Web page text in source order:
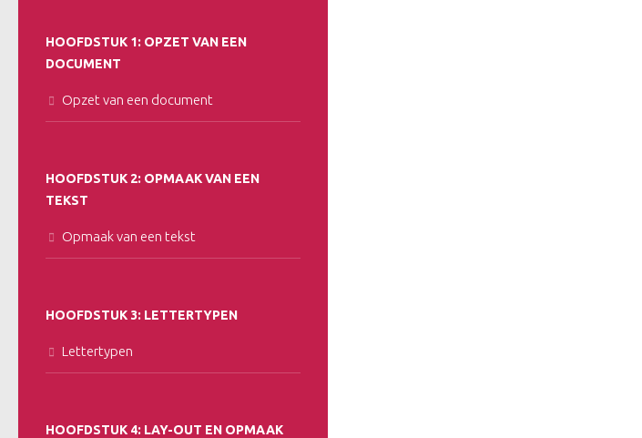
HOOFDSTUK 1: OPZET VAN EEN
DOCUMENT
Opzet van een document
HOOFDSTUK 2: OPMAAK VAN EEN
TEKST
Opmaak van een tekst
HOOFDSTUK 3: LETTERTYPEN
Lettertypen
HOOFDSTUK 4: LAY-OUT EN OPMAAK